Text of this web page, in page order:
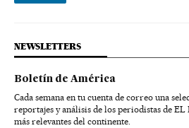
NEWSLETTERS
Boletín de América
Cada semana en tu cuenta de correo una
reportajes y análisis de los periodistas de
más relevantes del continente.